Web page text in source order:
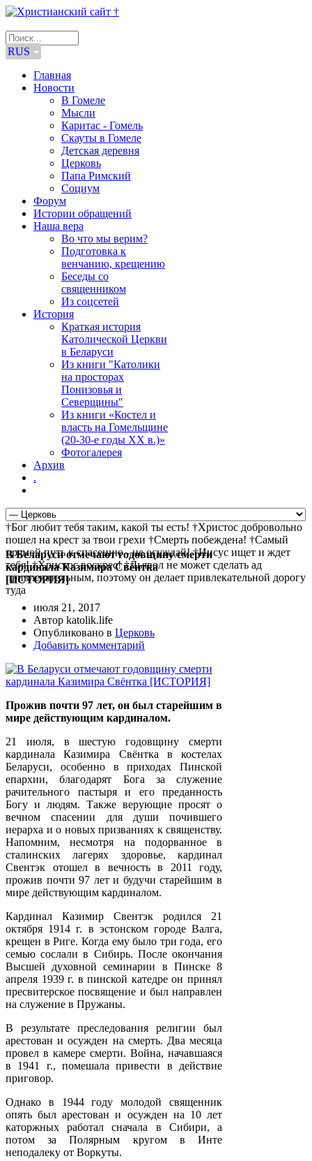
RUS
Главная
Новости
В Гомеле
Мысли
Каритас - Гомель
Скауты в Гомеле
Детская деревня
Церковь
Папа Римский
Социум
Форум
Истории обращений
Наша вера
Во что мы верим?
Подготовка к
венчанию, крещению
Беседы со
священником
Из соцсетей
История
Краткая история
Католической Церкви
в Беларуси
Из книги "Католики
на просторах
Понизовья и
Северщины"
Из книги «Костел и
власть на Гомельщине
(20-30-е годы ХХ в.)»
Фотогалерея
Архив
.
†Бог любит тебя таким, какой ты есть! †Христос добровольно
пошел на крест за твои грехи †Смерть побеждена! †Самый
прямой путь к спасению - не осуждай! †Иисус ищет и ждет
тебя! †Христос воскрес! †Дьявол не может сделать ад
привлекательным, поэтому он делает привлекательной дорогу
туда
В Беларуси отмечают годовщину смерти
кардинала Казимира Свёнтка
[ИСТОРИЯ]
июля 21, 2017
Автор katolik.life
Опубликовано в Церковь
Добавить комментарий
Прожив почти 97 лет, он был старейшим в
мире действующим кардиналом.
21 июля, в шестую годовщину смерти
кардинала Казимира Свёнтка в костелах
Беларуси, особенно в приходах Пинской
епархии, благодарят Бога за служение
рачительного пастыря и его преданность
Богу и людям. Также верующие просят о
вечном спасении для души почившего
иерарха и о новых призваниях к священству.
Напомним, несмотря на подорванное в
сталинских лагерях здоровье, кардинал
Свентэк отошел в вечность в 2011 году,
прожив почти 97 лет и будучи старейшим в
мире действующим кардиналом.
Кардинал Казимир Свентэк родился 21
октября 1914 г. в эстонском городе Валга,
крещен в Риге. Когда ему было три года, его
семью сослали в Сибирь. После окончания
Высшей духовной семинарии в Пинске 8
апреля 1939 г. в пинской катедре он принял
пресвитерское посвящение и был направлен
на служение в Пружаны.
В результате преследования религии был
арестован и осужден на смерть. Два месяца
провел в камере смерти. Война, начавшаяся
в 1941 г., помешала привести в действие
приговор.
Однако в 1944 году молодой священник
опять был арестован и осужден на 10 лет
каторжных работал сначала в Сибири, а
потом за Полярным кругом в Инте
неподалеку от Воркуты.